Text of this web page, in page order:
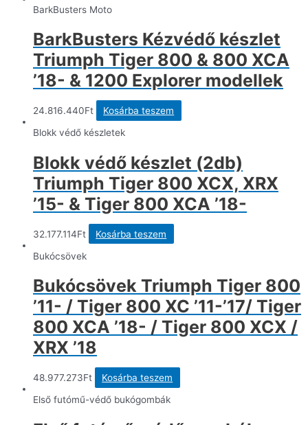
BarkBusters Moto
BarkBusters Kézvédő készlet
Triumph Tiger 800 & 800 XCA
’18- & 1200 Explorer modellek
24.816.440Ft
Kosárba teszem
Blokk védő készletek
Blokk védő készlet (2db)
Triumph Tiger 800 XCX, XRX
’15- & Tiger 800 XCA ’18-
32.177.114Ft
Kosárba teszem
Bukócsövek
Bukócsövek Triumph Tiger 800
’11- / Tiger 800 XC ’11-’17/ Tiger
800 XCA ’18- / Tiger 800 XCX /
XRX ’18
48.977.273Ft
Kosárba teszem
Első futómű-védő bukógombák